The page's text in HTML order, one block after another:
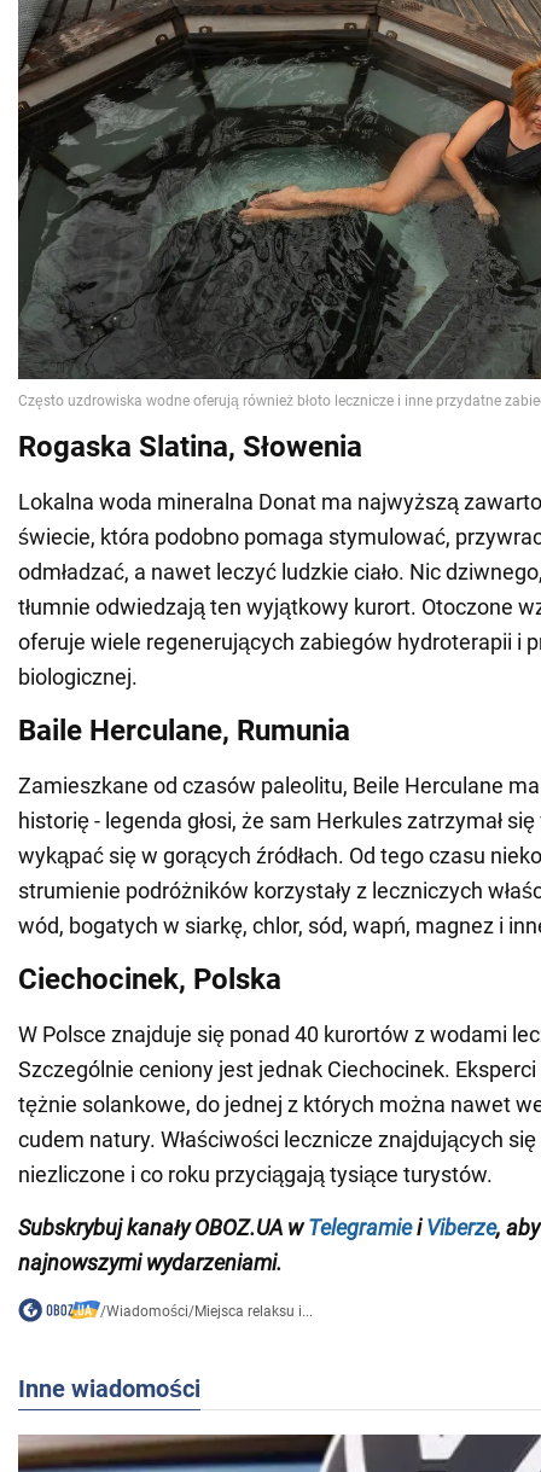
Rogaska Slatina, Słowenia
Lokalna woda mineralna Donat ma najwyższą
świecie, która podobno pomaga stymulować,
odmładzać, a nawet leczyć ludzkie ciało. Nic
tłumnie odwiedzają ten wyjątkowy kurort. Otoczone
oferuje wiele regenerujących zabiegów hydroterapii i
biologicznej.
Baile Herculane, Rumunia
Zamieszkane od czasów paleolitu, Beile Herculane
historię - legenda głosi, że sam Herkules zatrzymał
wykąpać się w gorących źródłach. Od tego czasu
strumienie podróżników korzystały z leczniczych
wód, bogatych w siarkę, chlor, sód, wapń, magnez i
Ciechocinek, Polska
W Polsce znajduje się ponad 40 kurortów z wodami
Szczególnie ceniony jest jednak Ciechocinek.
tężnie solankowe, do jednej z których można nawet
cudem natury. Właściwości lecznicze znajdujących się
niezliczone i co roku przyciągają tysiące turystów.
Subskrybuj kanały OBOZ.UA wTelegramieiViberze,
najnowszymi wydarzeniami.
/Wiadomości/Miejsca relaksu i...
Inne wiadomości